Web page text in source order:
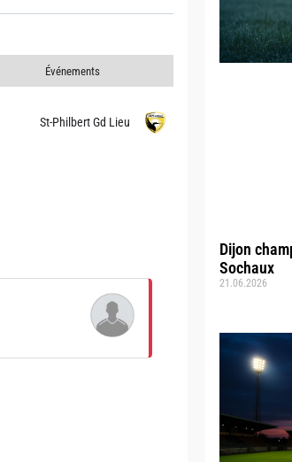
Dijon
Sochaux
21.06.2026
Événements
St-Philbert Gd Lieu